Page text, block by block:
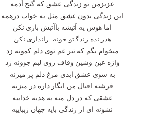
عزیزمن تو زندگی عشق که گنج آدمه
این زندگی بدون عشق مثل یه خواب درهمه
اما هوس یه آتیشه باآتیش بازی نکن
هدر نده زندگیتو خونه براندازی نکن
میخوام بگم که تیر غم توی دلم کمونه زد
واژه عین وشین وقاف روی لبم جوونه زد
به سوی عشق ابدی مرغ دلم پر میزنه
فرشته اقبال من انگار داره در میزنه
عشقی که در دل منه یه هدیه خداییه
نشونه ای از زندگی بایه جهان زیباییه